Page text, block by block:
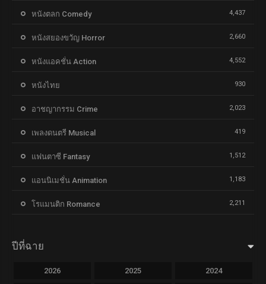
หนังตลก Comedy 4,437
หนังสยองขวัญ Horror 2,660
หนังแอคชั่น Action 4,552
หนังไทย 930
อาชญากรรม Crime 2,023
เพลงดนตรี Musical 419
แฟนตาซี Fantasy 1,512
แอนนิเมชั่น Animation 1,183
โรแมนติก Romance 2,211
ปีที่ฉาย
2026 2025 2024